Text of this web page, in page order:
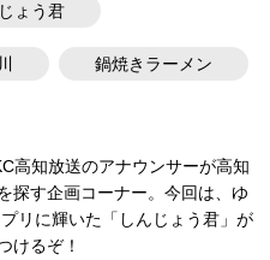
ょう君
鍋焼きラーメン
高知放送のアナウンサーが高知
探す企画コーナー。今回は、ゆ
リに輝いた「しんじょう君」が
けるぞ！